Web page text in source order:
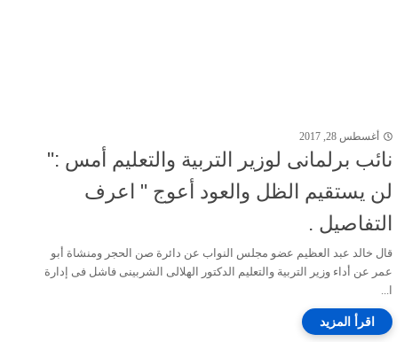
أغسطس 28, 2017
نائب برلمانى لوزير التربية والتعليم أمس :"
لن يستقيم الظل والعود أعوج " اعرف
التفاصيل .
قال خالد عبد العظيم عضو مجلس النواب عن دائرة صن الحجر ومنشاة أبو
عمر عن أداء وزير التربية والتعليم الدكتور الهلالى الشربينى فاشل فى إدارة
ا...